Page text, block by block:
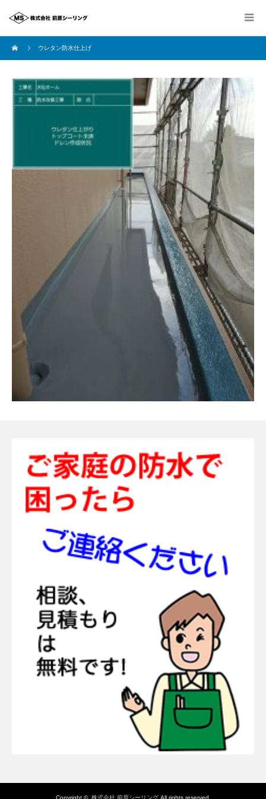
ウレタン防水仕上げ
Copyright © 株式会社 前原シーリングAll rights reserved.